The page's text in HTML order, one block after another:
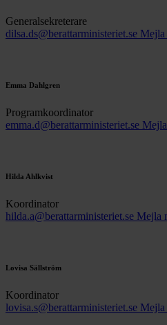
Generalsekreterare
dilsa.ds@berattarministeriet.se Mejla
Emma Dahlgren
Programkoordinator
emma.d@berattarministeriet.se
Hilda Ahlkvist
Koordinator
hilda.a@berattarministeriet.se Mejla
Lovisa Sällström
Koordinator
lovisa.s@berattarministeriet.se Mejla